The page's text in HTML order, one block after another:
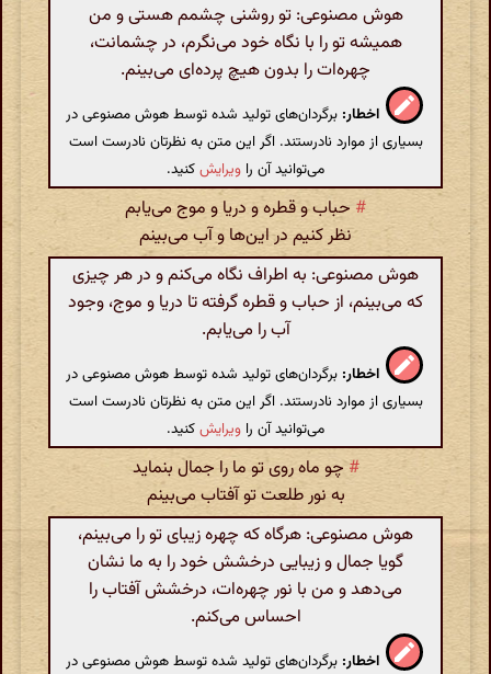
هوش مصنوعی: تو روشنی چشمم هستی و من
همیشه تو را با نگاه خود می‌نگرم، در چشمانت،
چهره‌ات را بدون هیچ پرده‌ای می‌بینم.
اخطار: برگردان‌های تولید شده توسط هوش مصنوعی در
بسیاری از موارد نادرستند. اگر این متن به نظرتان نادرست است
می‌توانید آن را ویرایشکنید.
# حباب و قطره و دریا و موج می‌یابم
نظر کنیم در این‌ها و آب می‌بینم
هوش مصنوعی: به اطراف نگاه می‌کنم و در هر چیزی
که می‌بینم، از حباب و قطره گرفته تا دریا و موج، وجود
آب را می‌یابم.
اخطار: برگردان‌های تولید شده توسط هوش مصنوعی در
بسیاری از موارد نادرستند. اگر این متن به نظرتان نادرست است
می‌توانید آن را ویرایشکنید.
#چو ماه روی تو ما را جمال بنماید
به نور طلعت تو آفتاب می‌بینم
هوش مصنوعی: هرگاه که چهره زیبای تو را می‌بینم،
گویا جمال و زیبایی درخشش خود را به ما نشان
می‌دهد و من با نور چهره‌ات، درخشش آفتاب را
احساس می‌کنم.
اخطار: برگردان‌های تولید شده توسط هوش مصنوعی در